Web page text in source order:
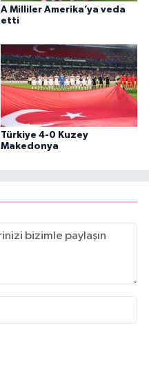
A Milliler Amerika’ya veda
etti
Türkiye 4-0 Kuzey
Makedonya